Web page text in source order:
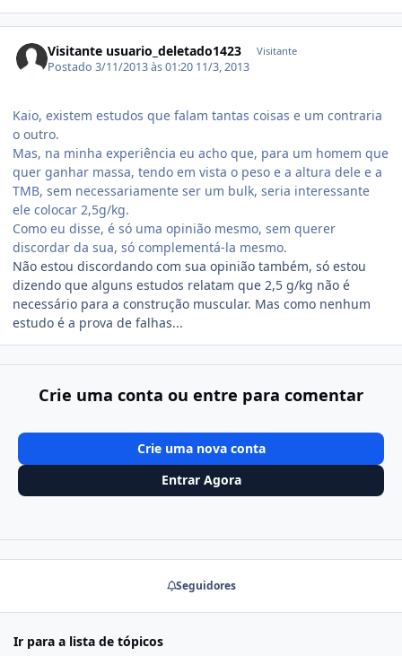
Visitante usuario_deletado1423 Visitante
Postado3/11/2013 às 01:20 11/3, 2013
Kaio, existem estudos que falam tantas coisas e um contraria
o outro.
Mas, na minha experiência eu acho que, para um homem que
quer ganhar massa, tendo em vista o peso e a altura dele e a
TMB, sem necessariamente ser um bulk, seria interessante
ele colocar 2,5g/kg.
Como eu disse, é só uma opinião mesmo, sem querer
discordar da sua, só complementá-la mesmo.
Não estou discordando com sua opinião também, só estou
dizendo que alguns estudos relatam que 2,5 g/kg não é
necessário para a construção muscular. Mas como nenhum
estudo é a prova de falhas...
Crie uma conta ou entre para comentar
Crie uma nova conta
Entrar Agora
Seguidores
Ir para a lista de tópicos